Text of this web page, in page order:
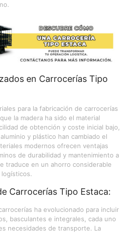
en Carrocerías Tipo
para la fabricación de carrocerías
la madera ha sido el material
de obtención y coste inicial bajo,
y plástico han cambiado el
modernos ofrecen ventajas
de durabilidad y mantenimiento a
traduce en un ahorro considerable
Carrocerías Tipo Estaca:
ha evolucionado para incluir
basculantes e integrales, cada uno
necesidades de transporte. La